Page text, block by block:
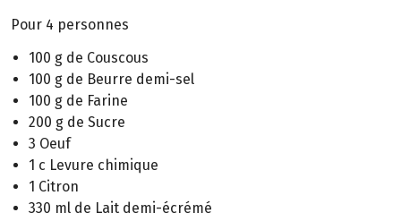
Pour 4 personnes
100 g de Couscous
100 g de Beurre demi-sel
100 g de Farine
200 g de Sucre
3 Oeuf
1 c Levure chimique
1 Citron
330 ml de Lait demi-écrémé